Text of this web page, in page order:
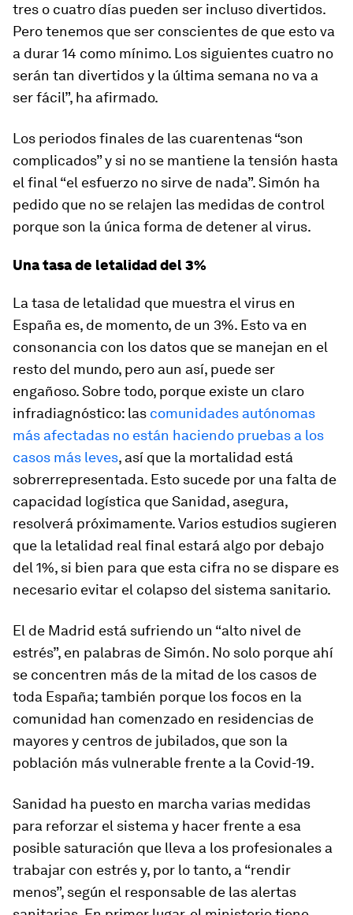
tres o cuatro días pueden ser incluso divertidos.
Pero tenemos que ser conscientes de que esto va
a durar 14 como mínimo. Los siguientes cuatro no
serán tan divertidos y la última semana no va a
ser fácil”, ha afirmado.
Los periodos finales de las cuarentenas “son
complicados” y si no se mantiene la tensión hasta
el final “el esfuerzo no sirve de nada”. Simón ha
pedido que no se relajen las medidas de control
porque son la única forma de detener al virus.
Una tasa de letalidad del 3%
La tasa de letalidad que muestra el virus en
España es, de momento, de un 3%. Esto va en
consonancia con los datos que se manejan en el
resto del mundo, pero aun así, puede ser
engañoso. Sobre todo, porque existe un claro
infradiagnóstico: las comunidades autónomas
más afectadas no están haciendo pruebas a los
casos más leves, así que la mortalidad está
sobrerrepresentada. Esto sucede por una falta de
capacidad logística que Sanidad, asegura,
resolverá próximamente. Varios estudios sugieren
que la letalidad real final estará algo por debajo
del 1%, si bien para que esta cifra no se dispare es
necesario evitar el colapso del sistema sanitario.
El de Madrid está sufriendo un “alto nivel de
estrés”, en palabras de Simón. No solo porque ahí
se concentren más de la mitad de los casos de
toda España; también porque los focos en la
comunidad han comenzado en residencias de
mayores y centros de jubilados, que son la
población más vulnerable frente a la Covid-19.
Sanidad ha puesto en marcha varias medidas
para reforzar el sistema y hacer frente a esa
posible saturación que lleva a los profesionales a
trabajar con estrés y, por lo tanto, a “rendir
menos”, según el responsable de las alertas